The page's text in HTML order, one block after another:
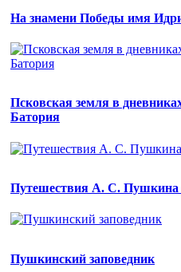
На знамени Победы имя
Псковская земля в
Батория
Путешествия А. С. Пушкина
Пушкинский заповедник